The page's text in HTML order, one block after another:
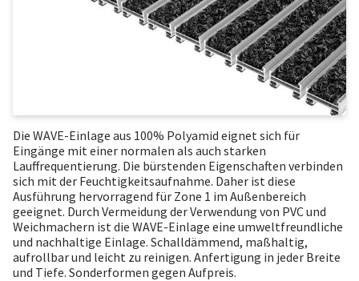
Die WAVE-Einlage aus 100% Polyamid eignet sich für
Eingänge mit einer normalen als auch starken
Lauffrequentierung. Die bürstenden Eigenschaften verbinden
sich mit der Feuchtigkeitsaufnahme. Daher ist diese
Ausführung hervorragend für Zone 1 im Außenbereich
geeignet. Durch Vermeidung der Verwendung von PVC und
Weichmachern ist die WAVE-Einlage eine umweltfreundliche
und nachhaltige Einlage. Schalldämmend, maßhaltig,
aufrollbar und leicht zu reinigen. Anfertigung in jeder Breite
und Tiefe. Sonderformen gegen Aufpreis.